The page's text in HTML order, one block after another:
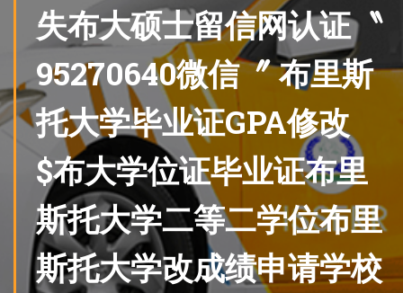
失布大硕士留信网认证〝
95270640微信〞 布里斯
托大学毕业证GPA修改
$布大学位证毕业证布里
斯托大学二等二学位布里
斯托大学改成绩申请学校